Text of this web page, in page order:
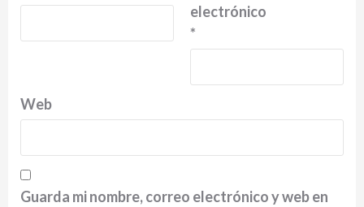
electrónico
*
Web
Guarda mi nombre, correo electrónico y web en